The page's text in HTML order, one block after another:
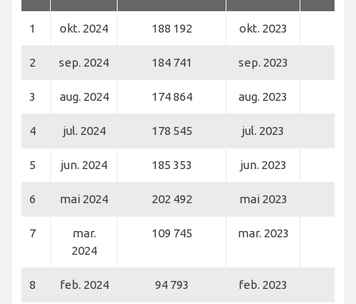
1 okt. 2024 188 192 okt. 2023
2 sep. 2024 184 741 sep. 2023
3 aug. 2024 174 864 aug. 2023
4 jul. 2024 178 545 jul. 2023
5 jun. 2024 185 353 jun. 2023
6 mai 2024 202 492 mai 2023
7
mar.
2024
109 745 mar. 2023
8 feb. 2024 94 793 feb. 2023